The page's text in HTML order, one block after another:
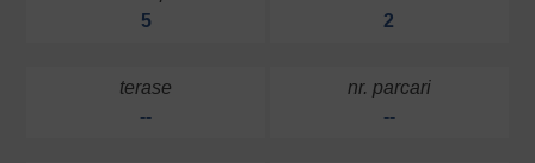
5
2
terase
--
nr. parcari
--